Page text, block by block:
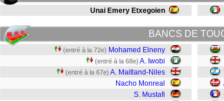
Unai Emery Etxegoien
BANCS DE
(entré à la 72e) Mohamed Elneny
(entré à la 68e) A. Iwobi
(entré à la 67e) A. Maitland-Niles
Nacho Monreal
S. Mustafi